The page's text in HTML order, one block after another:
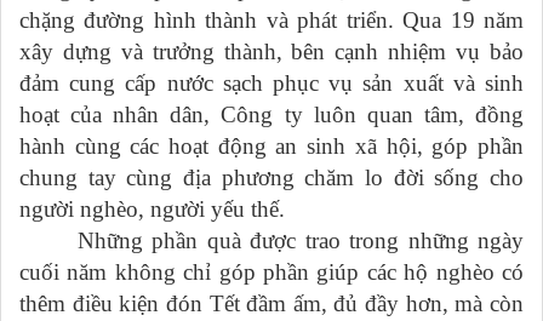
chặng đường hình thành và phát triển. Qua 19 năm
xây dựng và trưởng thành, bên cạnh nhiệm vụ bảo
đảm cung cấp nước sạch phục vụ sản xuất và sinh
hoạt của nhân dân, Công ty luôn quan tâm, đồng
hành cùng các hoạt động an sinh xã hội, góp phần
chung tay cùng địa phương chăm lo đời sống cho
người nghèo, người yếu thế.
Những phần quà được trao trong những ngày
cuối năm không chỉ góp phần giúp các hộ nghèo có
thêm điều kiện đón Tết đầm ấm, đủ đầy hơn, mà còn